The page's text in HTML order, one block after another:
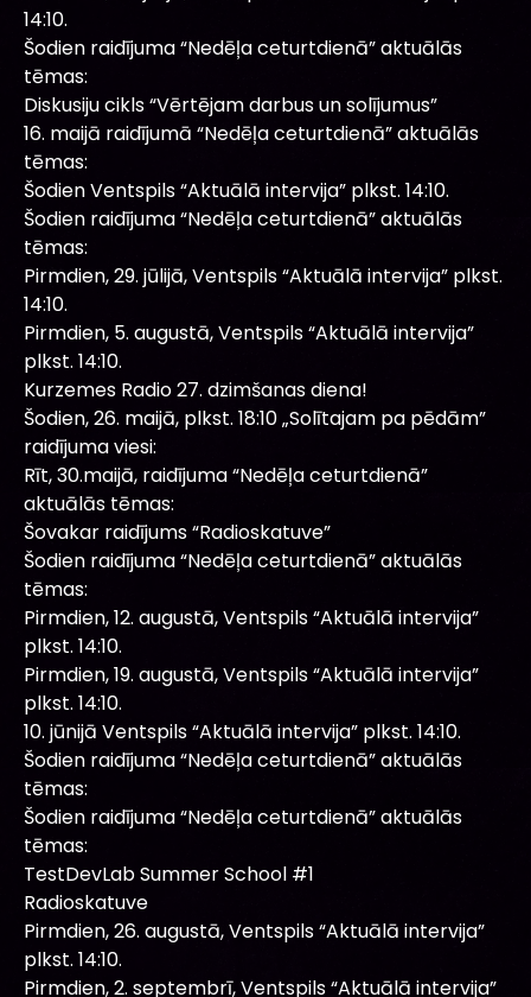
14:10.
Šodien raidījuma “Nedēļa ceturtdienā” aktuālās
tēmas:
Diskusiju cikls “Vērtējam darbus un solījumus”
16. maijā raidījumā “Nedēļa ceturtdienā” aktuālās
tēmas:
Šodien Ventspils “Aktuālā intervija” plkst. 14:10.
Šodien raidījuma “Nedēļa ceturtdienā” aktuālās
tēmas:
Pirmdien, 29. jūlijā, Ventspils “Aktuālā intervija” plkst.
14:10.
Pirmdien, 5. augustā, Ventspils “Aktuālā intervija”
plkst. 14:10.
Kurzemes Radio 27. dzimšanas diena!
Šodien, 26. maijā, plkst. 18:10 „Solītajam pa pēdām”
raidījuma viesi:
Rīt, 30.maijā, raidījuma “Nedēļa ceturtdienā”
aktuālās tēmas:
Šovakar raidījums “Radioskatuve”
Šodien raidījuma “Nedēļa ceturtdienā” aktuālās
tēmas:
Pirmdien, 12. augustā, Ventspils “Aktuālā intervija”
plkst. 14:10.
Pirmdien, 19. augustā, Ventspils “Aktuālā intervija”
plkst. 14:10.
10. jūnijā Ventspils “Aktuālā intervija” plkst. 14:10.
Šodien raidījuma “Nedēļa ceturtdienā” aktuālās
tēmas:
Šodien raidījuma “Nedēļa ceturtdienā” aktuālās
tēmas:
TestDevLab Summer School #1
Radioskatuve
Pirmdien, 26. augustā, Ventspils “Aktuālā intervija”
plkst. 14:10.
Pirmdien, 2. septembrī, Ventspils “Aktuālā intervija”